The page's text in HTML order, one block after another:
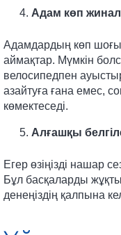
Адам көп
Адамдардың көп
аймақтар. Мүмкін
велосипедпен
азайтуға ғана емес,
көмектеседі.
Алғашқы
Егер өзіңізді нашар
Бұл басқаларды
денеңіздің қалпына